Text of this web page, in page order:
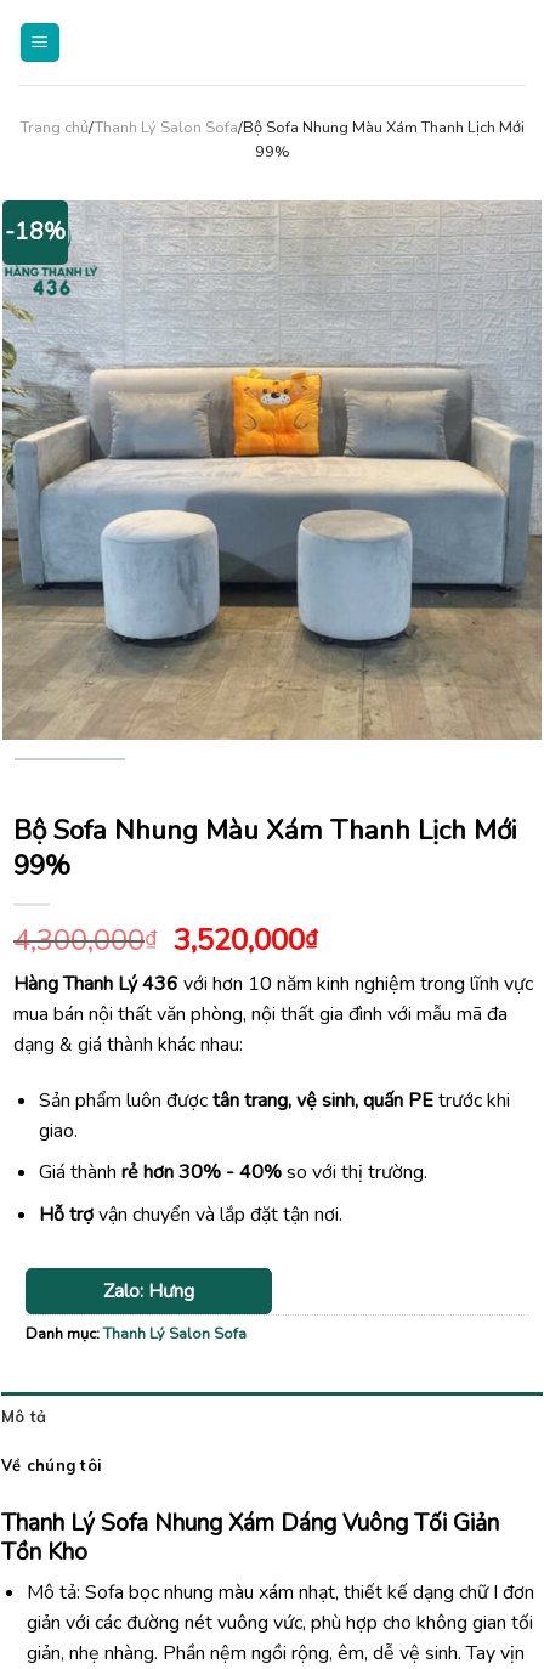
Trang chủ/Thanh Lý Salon Sofa/Bộ Sofa Nhung Màu Xám Thanh Lịch Mới
99%
-18%
Bộ Sofa Nhung Màu Xám Thanh Lịch Mới
99%
4,300,000₫ Giá
gốc
là:
4,300,000₫.
3,520,000₫Giá
hiện
tại
là:
Hàng Thanh Lý 436 với hơn 10 năm kinh nghiệm trong lĩnh vực
mua bán nội thất văn phòng, nội thất gia đình với mẫu mã đa
dạng & giá thành khác nhau:
Sản phẩm luôn đượctân trang, vệ sinh, quấn PEtrước khi
giao.
Giá thành rẻ hơn 30% - 40%so với thị trường.
Hỗ trợvận chuyển và lắp đặt tận nơi.
Zalo: Hưng
Danh mục:Thanh Lý Salon Sofa
Mô tả
Về chúng tôi
Thanh Lý Sofa NhungXám Dáng Vuông Tối Giản
Tồn Kho
Mô tả: Sofa bọcnhung màu xám nhạt, thiếtkếdạng chữI đơn
giản với cácđường nétvuông vức, phù hợp cho không gian tối
giản, nhẹ nhàng. Phần nệm ngồi rộng, êm, dễ vệ sinh.Tayvịn